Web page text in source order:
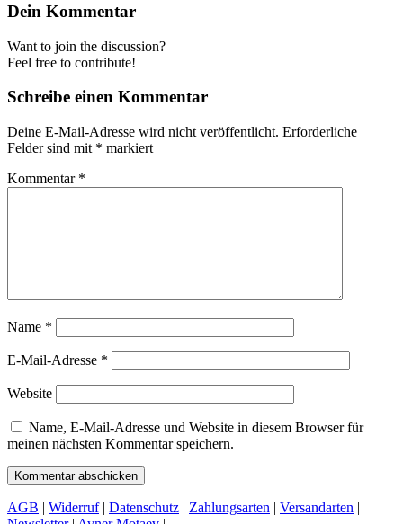
Dein Kommentar
Want to join the discussion?
Feel free to contribute!
Schreibe einen Kommentar
Deine E-Mail-Adresse wird nicht veröffentlicht. Erforderliche
Felder sind mit * markiert
Kommentar *
Name *
E-Mail-Adresse *
Website
Name, E-Mail-Adresse und Website in diesem Browser für
meinen nächsten Kommentar speichern.
AGB | Widerruf| Datenschutz | Zahlungsarten | Versandarten |